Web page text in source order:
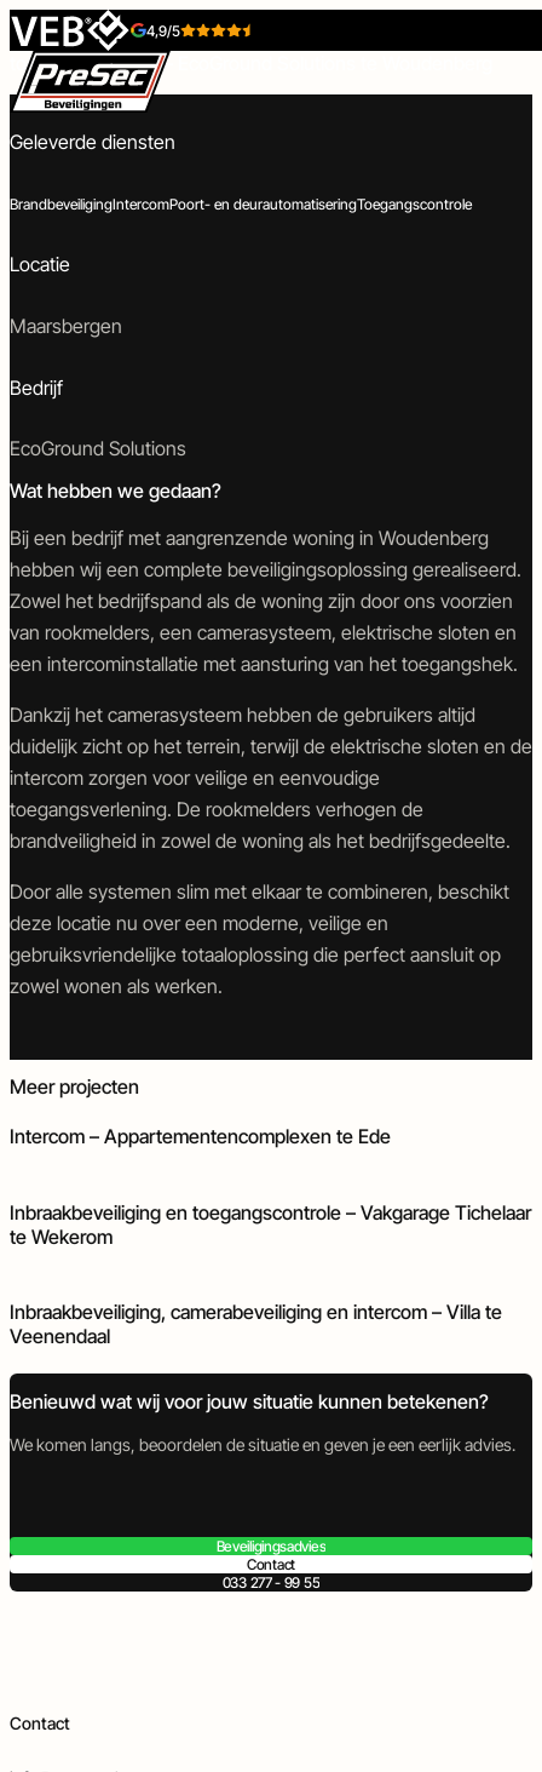
Skip to content 4,9/5
Beveiligingstechniek
Inbraakbeveiliging
en
objectbeveiliging
Toegangstechniek
Toegangscontrole
en
deurautomatisering
Camerabeveiliging, brandbeveiliging, intercom en
toegangscontrole – EcoGround Solutions te Woudenberg
Geleverde diensten
BrandbeveiligingIntercomPoort- en deurautomatiseringToegangscontrole
Locatie
Maarsbergen
Bedrijf
EcoGround Solutions
Wat hebben we gedaan?
Bij een bedrijf met aangrenzende woning in Woudenberg
hebben wij een complete beveiligingsoplossing gerealiseerd.
Zowel het bedrijfspand als de woning zijn door ons voorzien
van rookmelders, een camerasysteem, elektrische sloten en
een intercominstallatie met aansturing van het toegangshek.
Dankzij het camerasysteem hebben de gebruikers altijd
duidelijk zicht op het terrein, terwijl de elektrische sloten en de
intercom zorgen voor veilige en eenvoudige
toegangsverlening. De rookmelders verhogen de
brandveiligheid in zowel de woning als het bedrijfsgedeelte.
Door alle systemen slim met elkaar te combineren, beschikt
deze locatie nu over een moderne, veilige en
gebruiksvriendelijke totaaloplossing die perfect aansluit op
zowel wonen als werken.
Meer projecten
Intercom – Appartementencomplexen te Ede
InbraakbeveiligingToegangscontrole
Inbraakbeveiliging en toegangscontrole – Vakgarage Tichelaar
te Wekerom
CamerabeveiligingInbraakbeveiliging
Inbraakbeveiliging, camerabeveiliging en intercom – Villa te
Veenendaal
Benieuwd wat wij voor jouw situatie kunnen betekenen?
We komen langs, beoordelen de situatie en geven je een eerlijk advies.
Beveiligingsadvies
Contact
033 277 - 99 55
Contact